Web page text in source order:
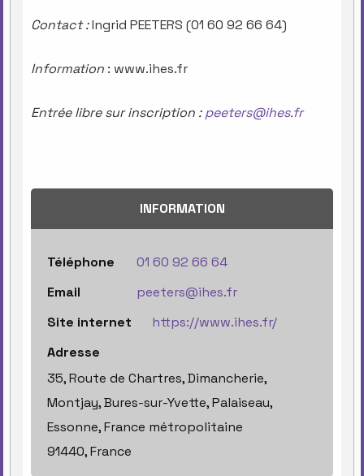
Contact:Ingrid PEETERS (01 60 92 66 64)
Information : www.ihes.fr
Entrée libre sur inscription :peeters@ihes.fr
INFORMATION
Téléphone
01 60 92 66 64
Email
peeters@ihes.fr
Site internet
https://www.ihes.fr/
Adresse
35, Route de Chartres, Dimancherie,
Montjay, Bures-sur-Yvette, Palaiseau,
Essonne, France métropolitaine
91440, France